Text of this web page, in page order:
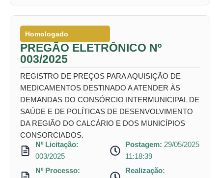
Homologado
PREGÃO ELETRÔNICO Nº
003/2025
REGISTRO DE PREÇOS PARA AQUISIÇÃO DE
MEDICAMENTOS DESTINADO A ATENDER ÀS
DEMANDAS DO CONSÓRCIO INTERMUNICIPAL DE
SAÚDE E DE POLÍTICAS DE DESENVOLVIMENTO
DA REGIÃO DO CALCÁRIO E DOS MUNICÍPIOS
CONSORCIADOS.
Nº Licitação:
003/2025
Nº Processo:
Postagem: 29/05/2025
11:18:39
Realização: